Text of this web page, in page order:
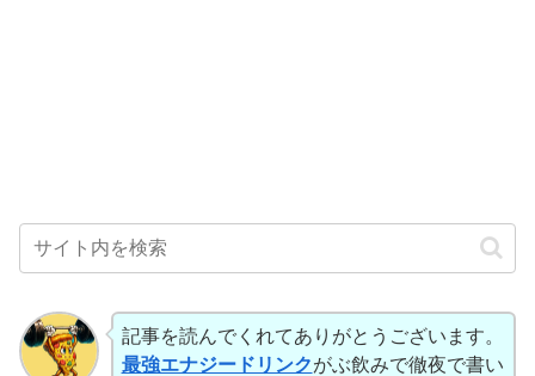
記事を読んでくれてありがとうございます。
最強エナジードリンクがぶ飲みで徹夜で書い